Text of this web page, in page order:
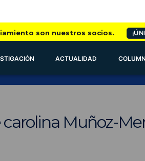
son nuestros socios.
ACTUALIDAD
Muñoz-